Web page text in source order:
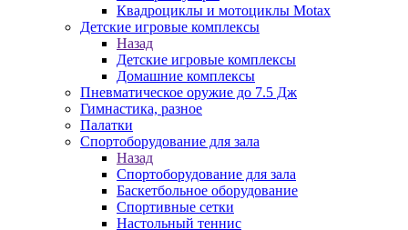
Квадроциклы и мотоциклы Motax
Детские игровые комплексы
Назад
Детские игровые комплексы
Домашние комплексы
Пневматическое оружие до 7.5 Дж
Гимнастика, разное
Палатки
Спортоборудование для зала
Назад
Спортоборудование для зала
Баскетбольное оборудование
Спортивные сетки
Настольный теннис